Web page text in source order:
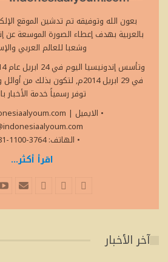
بعون الله وتوفيقه تم تدشين الموقع
بالعربية بهدف إعطاء الصورة الموسعة عن
وشعبا للعالم العربي
في 29 ابريل 2014م, لتكون بذلك
توفر رسمياً خدمة الأخبار
• الايميل |
• الهاتف: 3764-1100-6281+
اقرأ أكثر...
آخر الأخبار